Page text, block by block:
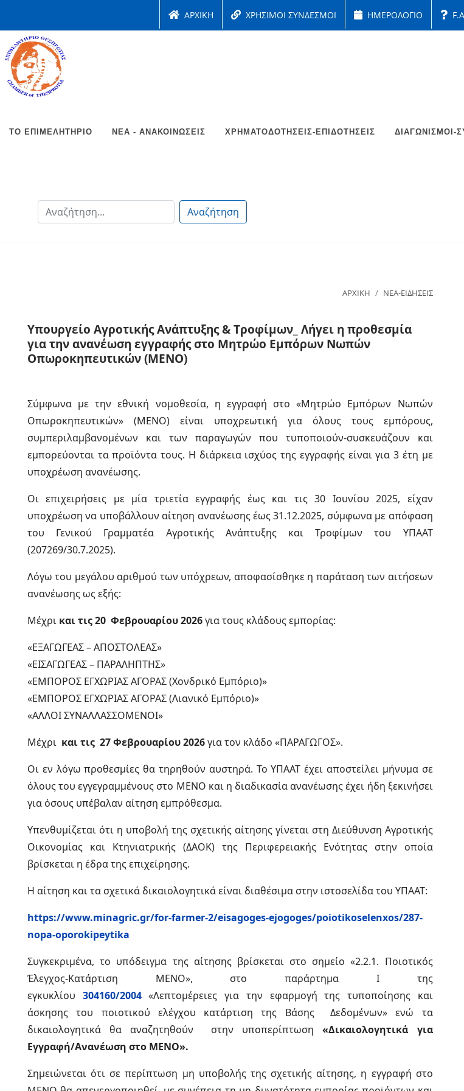
ΑΡΧΙΚΗ ΧΡΗΣΙΜΟΙ ΣΥΝΔΕΣΜΟΙ ΗΜΕΡΟΛΟΓΙΟ
ΤΟ ΕΠΙΜΕΛΗΤΉΡΙΟ ΝΈΑ - ΑΝΑΚΟΙΝΏΣΕΙΣ ΧΡΗΜΑΤΟΔΟΤΉΣΕΙΣ-ΕΠΙΔΟΤΉΣΕΙΣ ΔΙΑΓΩΝΙΣΜΟΊ-
Αναζήτηση
ΑΡΧΙΚΗ ΝΕΑ-ΕΙΔΗΣΕΙΣ
Υπουργείο Αγροτικής Ανάπτυξης & Τροφίμων_ Λήγει η προθεσμία
για την ανανέωση εγγραφής στο Μητρώο Εμπόρων Νωπών
Οπωροκηπευτικών (ΜΕΝΟ)
Σύμφωνα με την εθνική νομοθεσία, η εγγραφή στο «Μητρώο Εμπόρων Νωπών
Οπωροκηπευτικών» (ΜΕΝΟ) είναι υποχρεωτική για όλους τους εμπόρους,
συμπεριλαμβανομένων και των παραγωγών που τυποποιούν-συσκευάζουν και
εμπορεύονται τα προϊόντα τους. Η διάρκεια ισχύος της εγγραφής είναι για 3 έτη με
υποχρέωση ανανέωσης.
Οι επιχειρήσεις με μία τριετία εγγραφής έως και τις 30 Ιουνίου 2025, είχαν
υποχρέωση να υποβάλλουν αίτηση ανανέωσης έως 31.12.2025, σύμφωνα με απόφαση
του Γενικού Γραμματέα Αγροτικής Ανάπτυξης και Τροφίμων του ΥΠΑΑΤ
(207269/30.7.2025).
Λόγω του μεγάλου αριθμού των υπόχρεων, αποφασίσθηκε η παράταση των αιτήσεων
ανανέωσης ως εξής:
Μέχρι και τις 20 Φεβρουαρίου 2026για τους κλάδους εμπορίας:
«ΕΞΑΓΩΓΕΑΣ – ΑΠΟΣΤΟΛΕΑΣ»
«ΕΙΣΑΓΩΓΕΑΣ – ΠΑΡΑΛΗΠΤΗΣ»
«ΕΜΠΟΡΟΣ ΕΓΧΩΡΙΑΣ ΑΓΟΡΑΣ (Χονδρικό Εμπόριο)»
«ΕΜΠΟΡΟΣ ΕΓΧΩΡΙΑΣ ΑΓΟΡΑΣ (Λιανικό Εμπόριο)»
«ΑΛΛΟΙ ΣΥΝΑΛΛΑΣΣΟΜΕΝΟΙ»
Μέχρι και τις 27 Φεβρουαρίου 2026για τον κλάδο «ΠΑΡΑΓΩΓΟΣ».
Οι εν λόγω προθεσμίες θα τηρηθούν αυστηρά. To YΠAAT έχει αποστείλει μήνυμα σε
όλους του εγγεγραμμένους στο ΜΕΝΟ και η διαδικασία ανανέωσης έχει ήδη ξεκινήσει
για όσους υπέβαλαν αίτηση εμπρόθεσμα.
Υπενθυμίζεται ότι η υποβολή της σχετικής αίτησης γίνεται στη Διεύθυνση Αγροτικής
Οικονομίας και Κτηνιατρικής (ΔΑΟΚ) της Περιφερειακής Ενότητας στην οποία
βρίσκεται η έδρα της επιχείρησης.
Η αίτηση και τα σχετικά δικαιολογητικά είναι διαθέσιμα στην ιστοσελίδα του ΥΠΑΑΤ:
https://www.minagric.gr/for-farmer-2/eisagoges-ejogoges/poiotikoselenxos/287-
nopa-oporokipeytika
Συγκεκριμένα, το υπόδειγμα της αίτησης βρίσκεται στο σημείο «2.2.1. Ποιοτικός
Έλεγχος-Κατάρτιση ΜΕΝΟ», στο παράρτημα Ι της
εγκυκλίου 304160/2004«Λεπτομέρειες για την εφαρμογή της τυποποίησης και
άσκησης του ποιοτικού ελέγχου κατάρτιση της Βάσης Δεδομένων» ενώ τα
δικαιολογητικά θα αναζητηθούν στην υποπερίπτωση
«Δικαιολογητικά για
Εγγραφή/Ανανέωση στο ΜΕΝΟ».
Σημειώνεται ότι σε περίπτωση μη υποβολής της σχετικής αίτησης, η εγγραφή στο